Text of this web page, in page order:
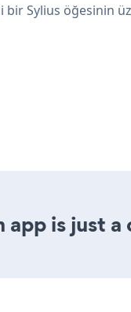
öğesinin
is just a